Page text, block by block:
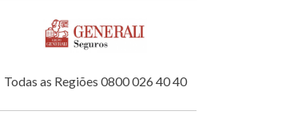
Todas as Regiões 0800 026 40 40